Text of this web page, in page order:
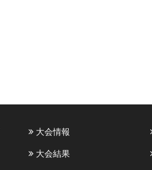
大会情報
大会結果